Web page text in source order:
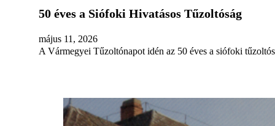
50 éves a Siófoki Hivatásos Tűzoltóság
május 11, 2026
A Vármegyei Tűzoltónapot idén az 50 éves a siófoki